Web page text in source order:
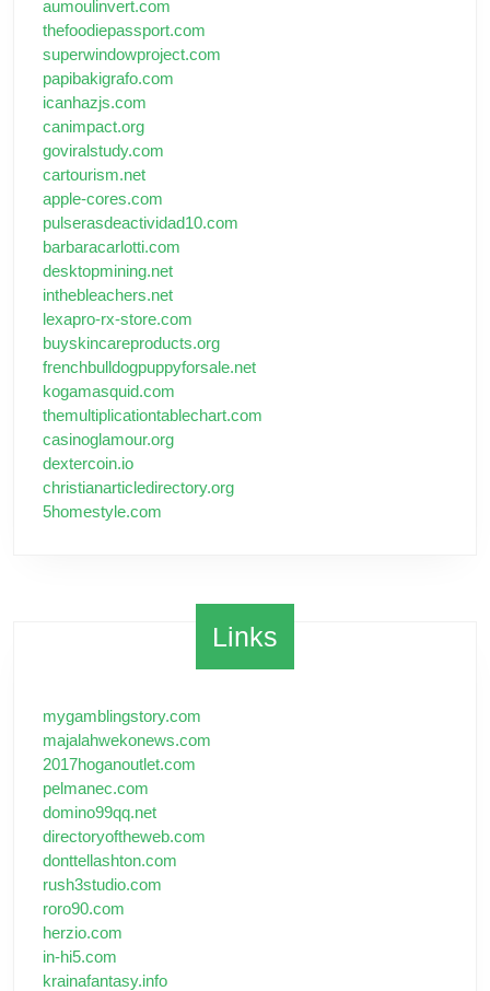
aumoulinvert.com
thefoodiepassport.com
superwindowproject.com
papibakigrafo.com
icanhazjs.com
canimpact.org
goviralstudy.com
cartourism.net
apple-cores.com
pulserasdeactividad10.com
barbaracarlotti.com
desktopmining.net
inthebleachers.net
lexapro-rx-store.com
buyskincareproducts.org
frenchbulldogpuppyforsale.net
kogamasquid.com
themultiplicationtablechart.com
casinoglamour.org
dextercoin.io
christianarticledirectory.org
5homestyle.com
Links
mygamblingstory.com
majalahwekonews.com
2017hoganoutlet.com
pelmanec.com
domino99qq.net
directoryoftheweb.com
donttellashton.com
rush3studio.com
roro90.com
herzio.com
in-hi5.com
krainafantasy.info